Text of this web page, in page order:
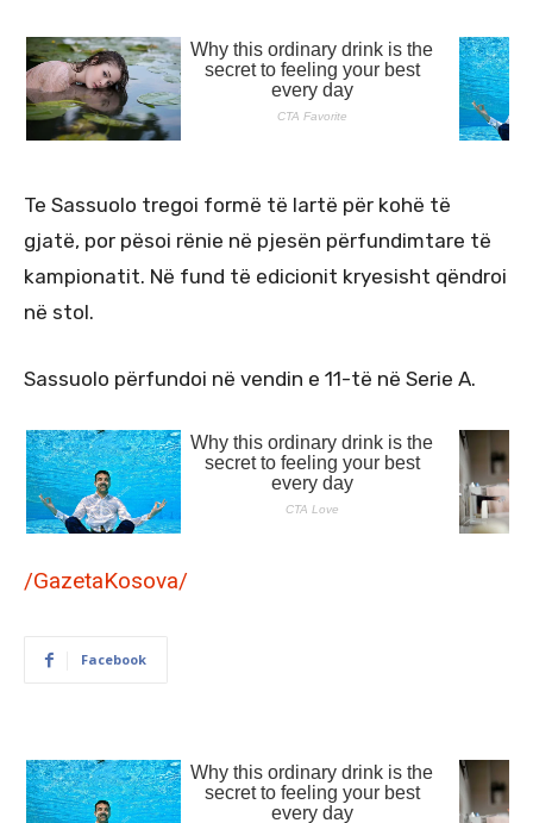
Te Sassuolo tregoi formë të lartë për kohë të
gjatë, por pësoi rënie në pjesën përfundimtare të
kampionatit. Në fund të edicionit kryesisht qëndroi
në stol.
Sassuolo përfundoi në vendin e 11-të në Serie A.
/GazetaKosova/
Facebook